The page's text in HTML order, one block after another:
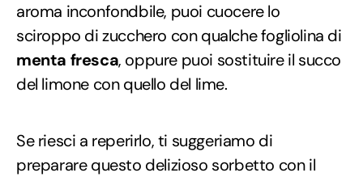
aroma inconfondbile, puoi cuocere lo
sciroppo di zucchero con qualche fogliolina di
menta fresca, oppure puoi sostituire il succo
del limone con quello del lime.
Se riesci a reperirlo, ti suggeriamo di
preparare questo delizioso sorbetto con il